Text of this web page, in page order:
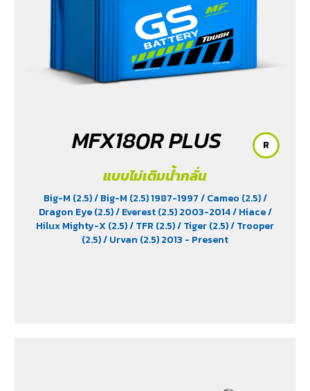
MFX180R PLUS
แบบไม่เติมน้ำกลั่น
Big-M (2.5)/ Big-M (2.5) 1987-1997/ Cameo (2.5)/
Dragon Eye (2.5)/ Everest (2.5) 2003-2014/ Hiace/
Hilux Mighty-X (2.5)/ TFR (2.5)/ Tiger (2.5)/ Trooper
(2.5)/ Urvan (2.5) 2013 - Present
R